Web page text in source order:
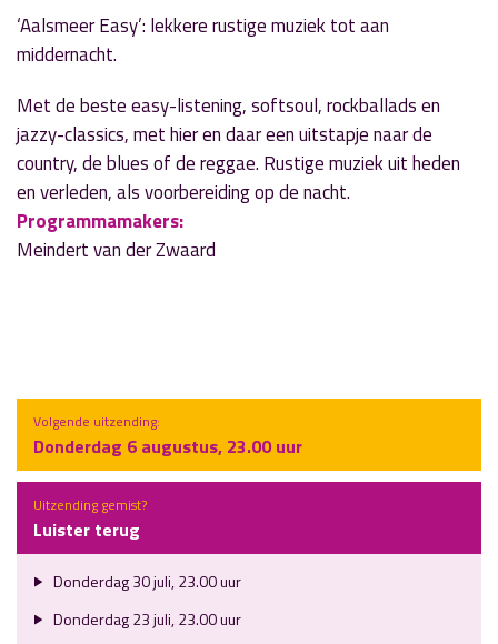
‘Aalsmeer Easy’: lekkere rustige muziek tot aan
middernacht.
Met de beste easy-listening, softsoul, rockballads en
jazzy-classics, met hier en daar een uitstapje naar de
country, de blues of de reggae. Rustige muziek uit heden
en verleden, als voorbereiding op de nacht.
Programmamakers:
Meindert van der Zwaard
Volgende uitzending:
Donderdag 6 augustus, 23.00 uur
Uitzending gemist?
Luister terug
Donderdag 30 juli, 23.00 uur
Donderdag 23 juli, 23.00 uur